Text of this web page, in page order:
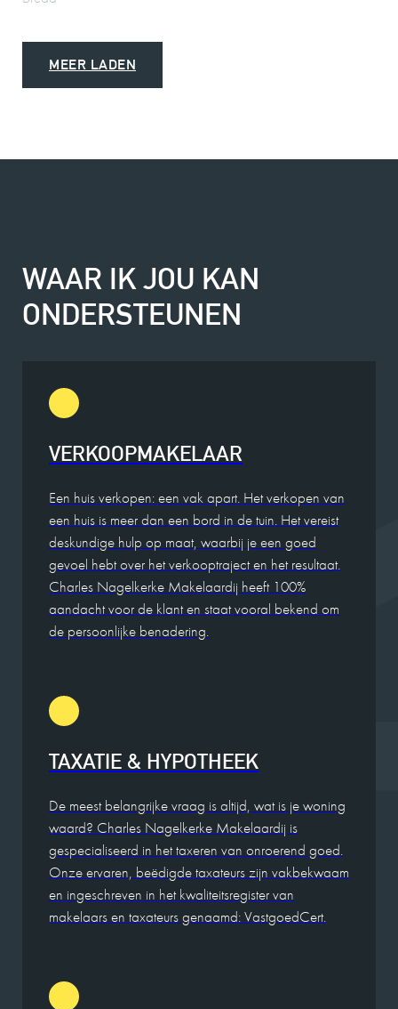
MEER LADEN
WAAR IK JOU KAN
ONDERSTEUNEN
VERKOOPMAKELAAR
Een huis verkopen: een vak apart. Het verkopen van
een huis is meer dan een bord in de tuin. Het vereist
deskundige hulp op maat, waarbij je een goed
gevoel hebt over het verkooptraject en het resultaat.
Charles Nagelkerke Makelaardij heeft 100%
aandacht voor de klant en staat vooral bekend om
de persoonlijke benadering.
TAXATIE & HYPOTHEEK
De meest belangrijke vraag is altijd, wat is je woning
waard? Charles Nagelkerke Makelaardij is
gespecialiseerd in het taxeren van onroerend goed.
Onze ervaren, beëdigde taxateurs zijn vakbekwaam
en ingeschreven in het kwaliteitsregister van
makelaars en taxateurs genaamd: VastgoedCert.